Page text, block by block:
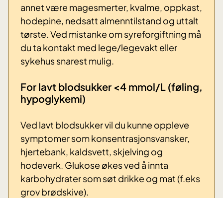
annet være magesmerter, kvalme, oppkast,
hodepine, nedsatt almenntilstand og uttalt
tørste.Ved mistanke om syreforgiftning må
du ta kontakt med lege/legevakt eller
sykehus snarest mulig.
For lavt blodsukker <4 mmol/L (føling,
hypoglykemi)
Ved lavt blodsukker vil du kunne oppleve
symptomer som konsentrasjonsvansker,
hjertebank, kaldsvett, skjelving og
hodeverk. Glukose økes ved å innta
karbohydrater som søt drikke og mat (f.eks
grov brødskive).